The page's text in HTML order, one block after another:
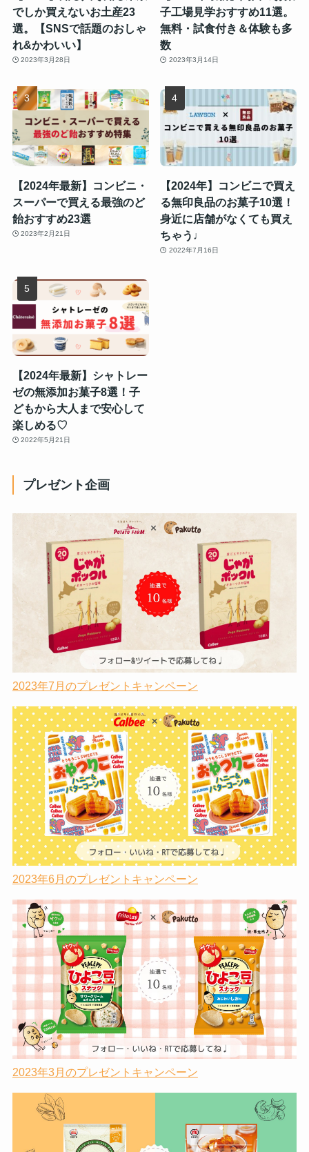
でしか買えないお土産23
選。【SNSで話題のおしゃ
れ&かわいい】
2023年3月28日
子工場見学おすすめ11選。
無料・試食付き＆体験も多
数
2023年3月14日
【2024年最新】コンビニ・
スーパーで買える最強のど
飴おすすめ23選
2023年2月21日
【2024年】コンビニで買え
る無印良品のお菓子10選！
身近に店舗がなくても買え
ちゃう♩
2022年7月16日
【2024年最新】シャトレー
ゼの無添加お菓子8選！子
どもから大人まで安心して
楽しめる♡
2022年5月21日
プレゼント企画
2023年7月のプレゼントキャンペーン
2023年6月のプレゼントキャンペーン
2023年3月のプレゼントキャンペーン